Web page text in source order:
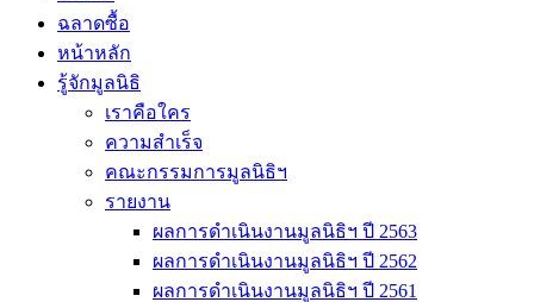
ฉลาดซื้อ
หน้าหลัก
รู้จักมูลนิธิ
เราคือใคร
ความสำเร็จ
คณะกรรมการมูลนิธิฯ
รายงาน
ผลการดำเนินงานมูลนิธิฯ ปี 2563
ผลการดำเนินงานมูลนิธิฯ ปี 2562
ผลการดำเนินงานมูลนิธิฯ ปี 2561